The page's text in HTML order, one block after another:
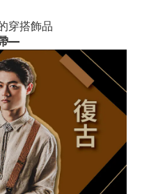
穿搭飾品
—